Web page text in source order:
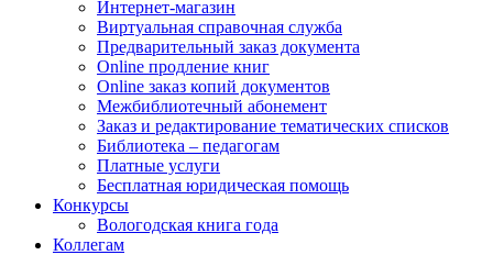
Интернет-магазин
Виртуальная справочная служба
Предварительный заказ документа
Online продление книг
Online заказ копий документов
Межбиблиотечный абонемент
Заказ и редактирование тематических списков
Библиотека – педагогам
Платные услуги
Бесплатная юридическая помощь
Конкурсы
Вологодская книга года
Коллегам